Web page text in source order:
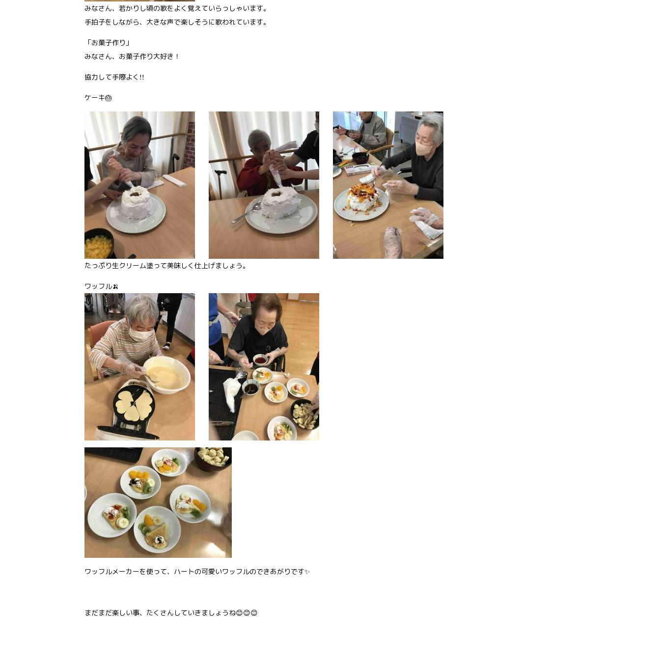
みなさん、若かりし頃の歌をよく覚えていらっしゃいます。
手拍子をしながら、大きな声で楽しそうに歌われています。
「お菓子作り」
みなさん、お菓子作り大好き！
協力して手際よく!!
ケーキ🎂
たっぷり生クリーム塗って美味しく仕上げましょう。
ワッフル🍌
ワッフルメーカーを使って、ハートの可愛いワッフルのできあがりです✨
まだまだ楽しい事、たくさんしていきましょうね😊😊😊